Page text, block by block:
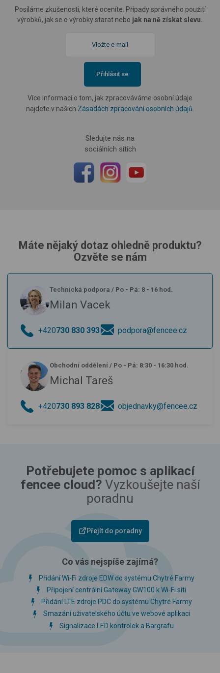
Posíláme zkušenosti, které oceníte. Případy správného použití
výrobků, jak se o výrobky starat nebo jak na ně získat slevu.
Přihlásit se
Více informací o tom, jak zpracováváme osobní údaje
najdete v našich Zásadách zpracování osobních údajů
Sledujte nás na
sociálních sítích
Máte nějaký dotaz ohledně produktu?
Ozvěte se nám
Technická podpora / Po - Pá: 8 - 16 hod.
Milan Vacek
+420730 830 393 podpora@fencee.cz
Obchodní oddělení / Po - Pá: 8:30 - 16:30 hod.
Michal Tareš
+420730 893 828 objednavky@fencee.cz
Potřebujete pomoc s aplikací
fencee cloud? Vyzkoušejte naší
poradnu
Přejít do poradny
Co vás nejspíše zajímá?
Přidání Wi-Fi zdroje EDW do systému Chytré Farmy
Připojení centrální Gateway GW100 k Wi-Fi síti
Přidání LTE zdroje PDC do systému Chytré Farmy
Smazání uživatelského účtu ve webové aplikaci
Signalizace LED kontrolek a Bargrafu